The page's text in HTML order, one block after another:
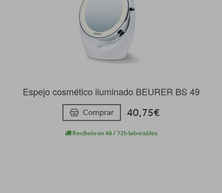
Espejo cosmético iluminado BEURER BS 49
Comprar 40,75€
Recíbelo en 48 / 72h laborables